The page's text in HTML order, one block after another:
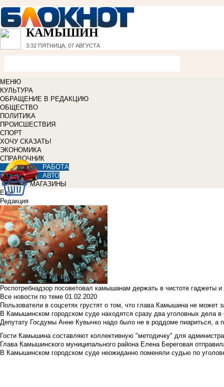
КАМЫШИН
3:32 ПЯТНИЦА, 07 АВГУСТА
МЕНЮ
КУЛЬТУРА
ОБРАЩЕНИЕ В РЕДАКЦИЮ
ОБЩЕСТВО
ПОЛИТИКА
ПРОИСШЕСТВИЯ
СПОРТ
ХОЧУ СКАЗАТЬ!
ЭКОНОМИКА
СПРАВОЧНИК
РАБОТА
АВТО
МАГАЗИНЫ
Еще
Редакция
Роспотребнадзор посоветовал камышанам держать в чистоте гаджеты
Все новости по теме 01.02.2020
Пользователи в соцсетях грустят о том, что глава Камышина не может
В Камышинском городском суде находятся сразу два уголовных дела
Депутату Госдумы Анне Кувычко надо было не в роддоме пиариться, а
Гости Камышина составляют коллективную "методичку" для
Глава Камышинского муниципального района Елена Береговая
В Камышинском городском суде неожиданно поменяли судью по